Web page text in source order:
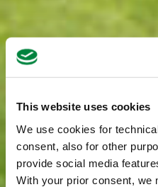
This website uses cookies
We use cookies for
consent, also for other
provide social media
With your prior consent, we